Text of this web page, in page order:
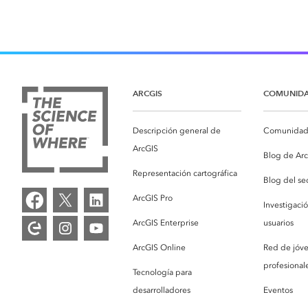
ARCGIS
Descripción general de
ArcGIS
Representación cartográfica
ArcGIS Pro
ArcGIS Enterprise
ArcGIS Online
Tecnología para
desarrolladores
Blog de
Blog del
usuarios
Red de
Eventos